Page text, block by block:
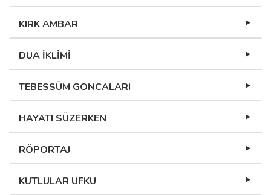
KIRK AMBAR
DUA İKLİMİ
TEBESSÜM GONCALARI
HAYATI SÜZERKEN
RÖPORTAJ
KUTLULAR UFKU